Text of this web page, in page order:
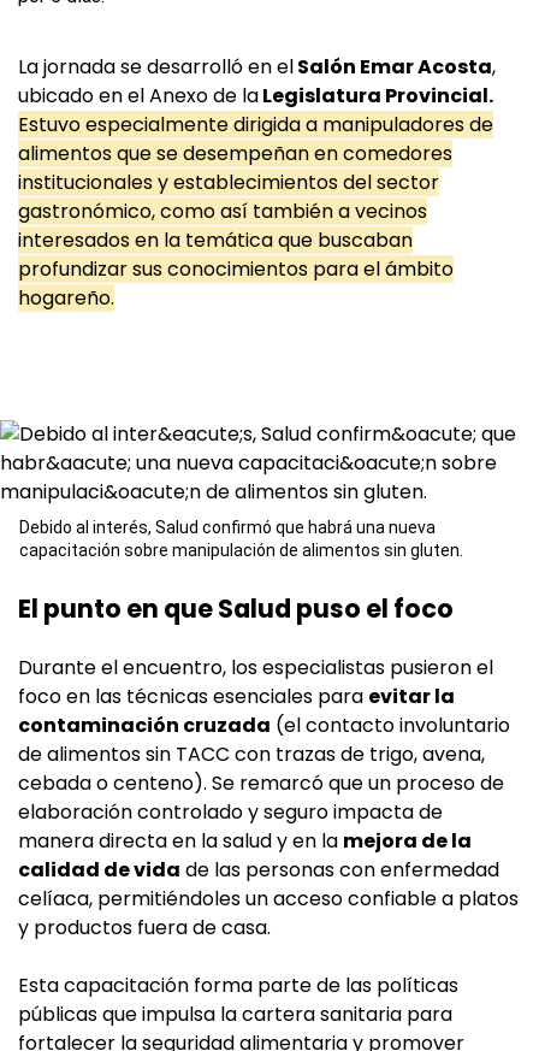
La jornada se desarrolló en elSalón Emar Acosta,
ubicado en el Anexo de laLegislatura Provincial.
Estuvo especialmente dirigida a manipuladores de
alimentos que se desempeñan en comedores
institucionales y establecimientos del sector
gastronómico, como así también a vecinos
interesados en la temática que buscaban
profundizar sus conocimientos para el ámbito
hogareño.
Debido al interés, Salud confirmó que habrá una nueva
capacitación sobre manipulación de alimentos sin gluten.
El punto en que Salud puso el foco
Durante el encuentro, los especialistas pusieron el
foco en las técnicas esenciales para evitar la
contaminación cruzada (el contacto involuntario
de alimentos sin TACC con trazas de trigo, avena,
cebada o centeno). Se remarcó que un proceso de
elaboración controlado y seguro impacta de
manera directa en la salud y en la mejora de la
calidad de vida de las personas con enfermedad
celíaca, permitiéndoles un acceso confiable a platos
y productos fuera de casa.
Esta capacitación forma parte de las políticas
públicas que impulsa la cartera sanitaria para
fortalecer la seguridad alimentaria y promover